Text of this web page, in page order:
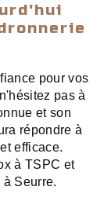
pour vos
pas à
et son
répondre à
efficace.
à TSPC et
Seurre.